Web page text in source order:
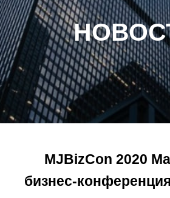
MJBizCon 2020
бизнес-